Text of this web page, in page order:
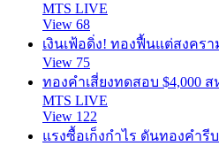
MTS LIVE
View 68
เงินเฟ้อดิ่ง! ทองฟื้นแต่สงคร
View 75
ทองคำเสี่ยงทดสอบ $4,000
MTS LIVE
View 122
แรงซื้อเก็งกำไร ดันทองคำรีบ